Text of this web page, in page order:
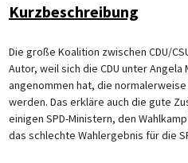
Kurzbeschreibung
Die große Koalition zwischen CDU/
Autor, weil sich die CDU unter
angenommen hat, die
werden. Das erkläre auch die gute
einigen SPD-Ministern, den
das schlechte Wahlergebnis für die